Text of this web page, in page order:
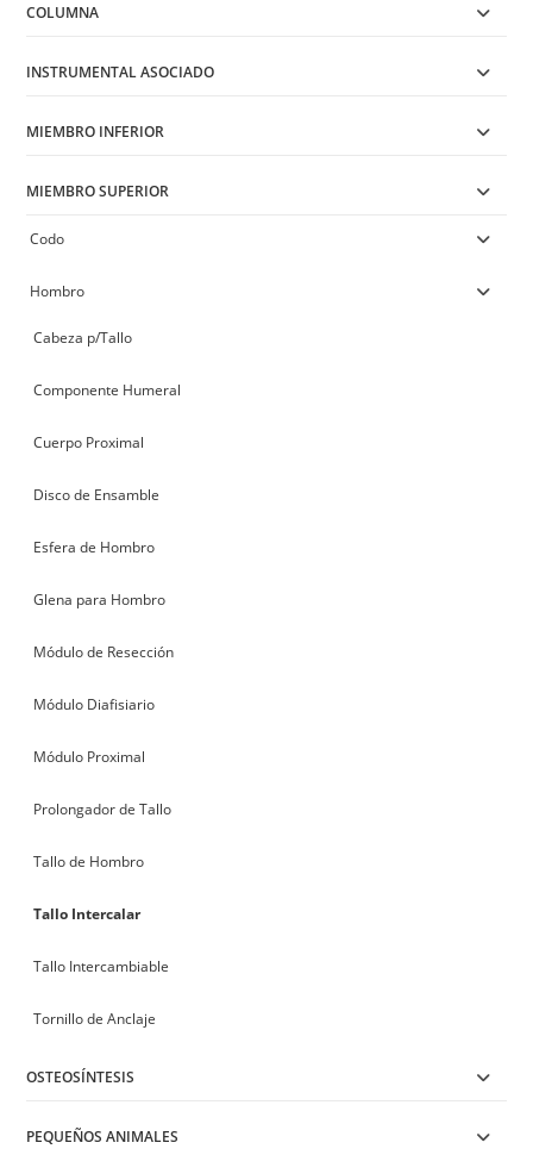
COLUMNA
INSTRUMENTAL ASOCIADO
MIEMBRO INFERIOR
MIEMBRO SUPERIOR
Codo
Hombro
Cabeza p/Tallo
Componente Humeral
Cuerpo Proximal
Disco de Ensamble
Esfera de Hombro
Glena para Hombro
Módulo de Resección
Módulo Diafisiario
Módulo Proximal
Prolongador de Tallo
Tallo de Hombro
Tallo Intercalar
Tallo Intercambiable
Tornillo de Anclaje
OSTEOSÍNTESIS
PEQUEÑOS ANIMALES